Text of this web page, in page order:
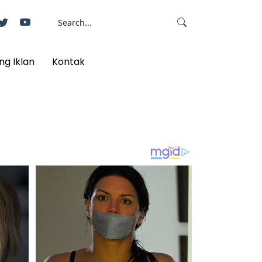
Iklan Kontak